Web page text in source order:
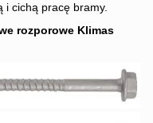
i cichą pracę bramy.
rozporowe Klimas